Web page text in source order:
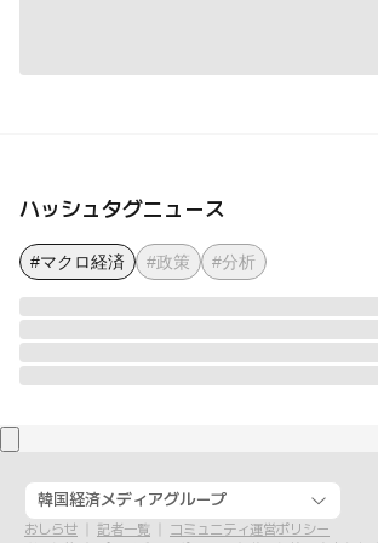
ハッシュタグニュース
#マクロ経済 #政策 #分析
韓国経済メディアグループ
おしらせ 記者一覧
コミュニティ運営ポリシー